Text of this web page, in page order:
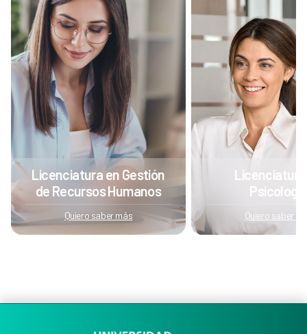
Licenciatura en Gestión
de Recursos Humanos
Quiero saber más
Psicología
Quiero saber